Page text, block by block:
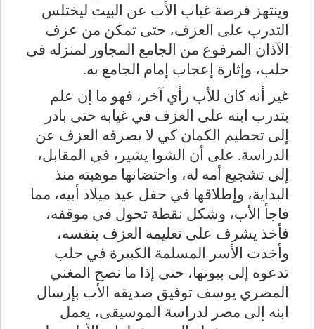
وينتهز فرصة غياب الأب عن البيت ليختلس
التدرب على العزف، حتى تمكن من عزف
الآذان المرفوع من الجامع المجاور لمنزله في
حلب، وإثارة إعجاب إمام الجامع به.
غير أنه كان للأب رأي آخر، فهو ما إن علم
بتدرب ابنه على العزف في غيابه حتى بادر
إلى تحطيم الكمان كي لا يصرفه العزف عن
الدراسة. على أن الشوا يشير، في المقابل،
إلى تشجيع أمه له، واحتضانها موهبته منذ
البداية، وإطلاقها في حفل عيد ميلاد أبيه، مما
فاجأ الأب، وشكل نقطة تحول في موقفه،
فأخذ يشرف على تعليمه العزف بنفسه،
وأخذت الأسر المسلمة الكبيرة في حلب
تدعوه إلى بيوتها، حتى إذا ما نصح المغني
المصري يوسف توفيق صديقه الأب بإرسال
ابنه إلى مصر لدراسة الموسيقى، يعمل